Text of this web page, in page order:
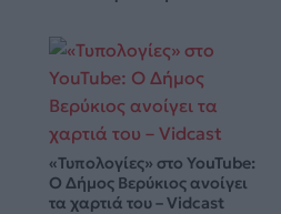
«Τυπολογίες» στο YouTube:
Ο Δήμος Βερύκιος ανοίγει
τα χαρτιά του – Vidcast